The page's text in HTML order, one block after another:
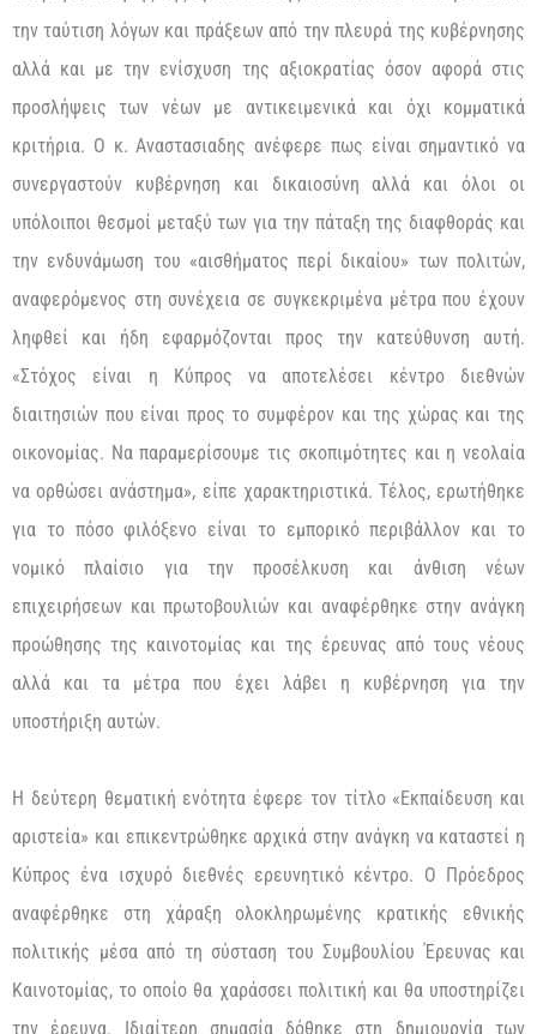
την ταύτιση λόγων και πράξεων από την πλευρά της κυβέρνησης
αλλά και με την ενίσχυση της αξιοκρατίας όσον αφορά στις
προσλήψεις των νέων με αντικειμενικά και όχι κομματικά
κριτήρια. Ο κ. Αναστασιαδης ανέφερε πως είναι σημαντικό να
συνεργαστούν κυβέρνηση και δικαιοσύνη αλλά και όλοι οι
υπόλοιποι θεσμοί μεταξύ των για την πάταξη της διαφθοράς και
την ενδυνάμωση του «αισθήματος περί δικαίου» των πολιτών,
αναφερόμενος στη συνέχεια σε συγκεκριμένα μέτρα που έχουν
ληφθεί και ήδη εφαρμόζονται προς την κατεύθυνση αυτή.
«Στόχος είναι η Κύπρος να αποτελέσει κέντρο διεθνών
διαιτησιών που είναι προς το συμφέρον και της χώρας και της
οικονομίας. Να παραμερίσουμε τις σκοπιμότητες και η νεολαία
να ορθώσει ανάστημα», είπε χαρακτηριστικά. Τέλος, ερωτήθηκε
για το πόσο φιλόξενο είναι το εμπορικό περιβάλλον και το
νομικό πλαίσιο για την προσέλκυση και άνθιση νέων
επιχειρήσεων και πρωτοβουλιών και αναφέρθηκε στην ανάγκη
προώθησης της καινοτομίας και της έρευνας από τους νέους
αλλά και τα μέτρα που έχει λάβει η κυβέρνηση για την
υποστήριξη αυτών.
Η δεύτερη θεματική ενότητα έφερε τον τίτλο «Εκπαίδευση και
αριστεία» και επικεντρώθηκε αρχικά στην ανάγκη να καταστεί η
Κύπρος ένα ισχυρό διεθνές ερευνητικό κέντρο. Ο Πρόεδρος
αναφέρθηκε στη χάραξη ολοκληρωμένης κρατικής εθνικής
πολιτικής μέσα από τη σύσταση του Συμβουλίου Έρευνας και
Καινοτομίας, το οποίο θα χαράσσει πολιτική και θα υποστηρίζει
την έρευνα. Ιδιαίτερη σημασία δόθηκε στη δημιουργία των